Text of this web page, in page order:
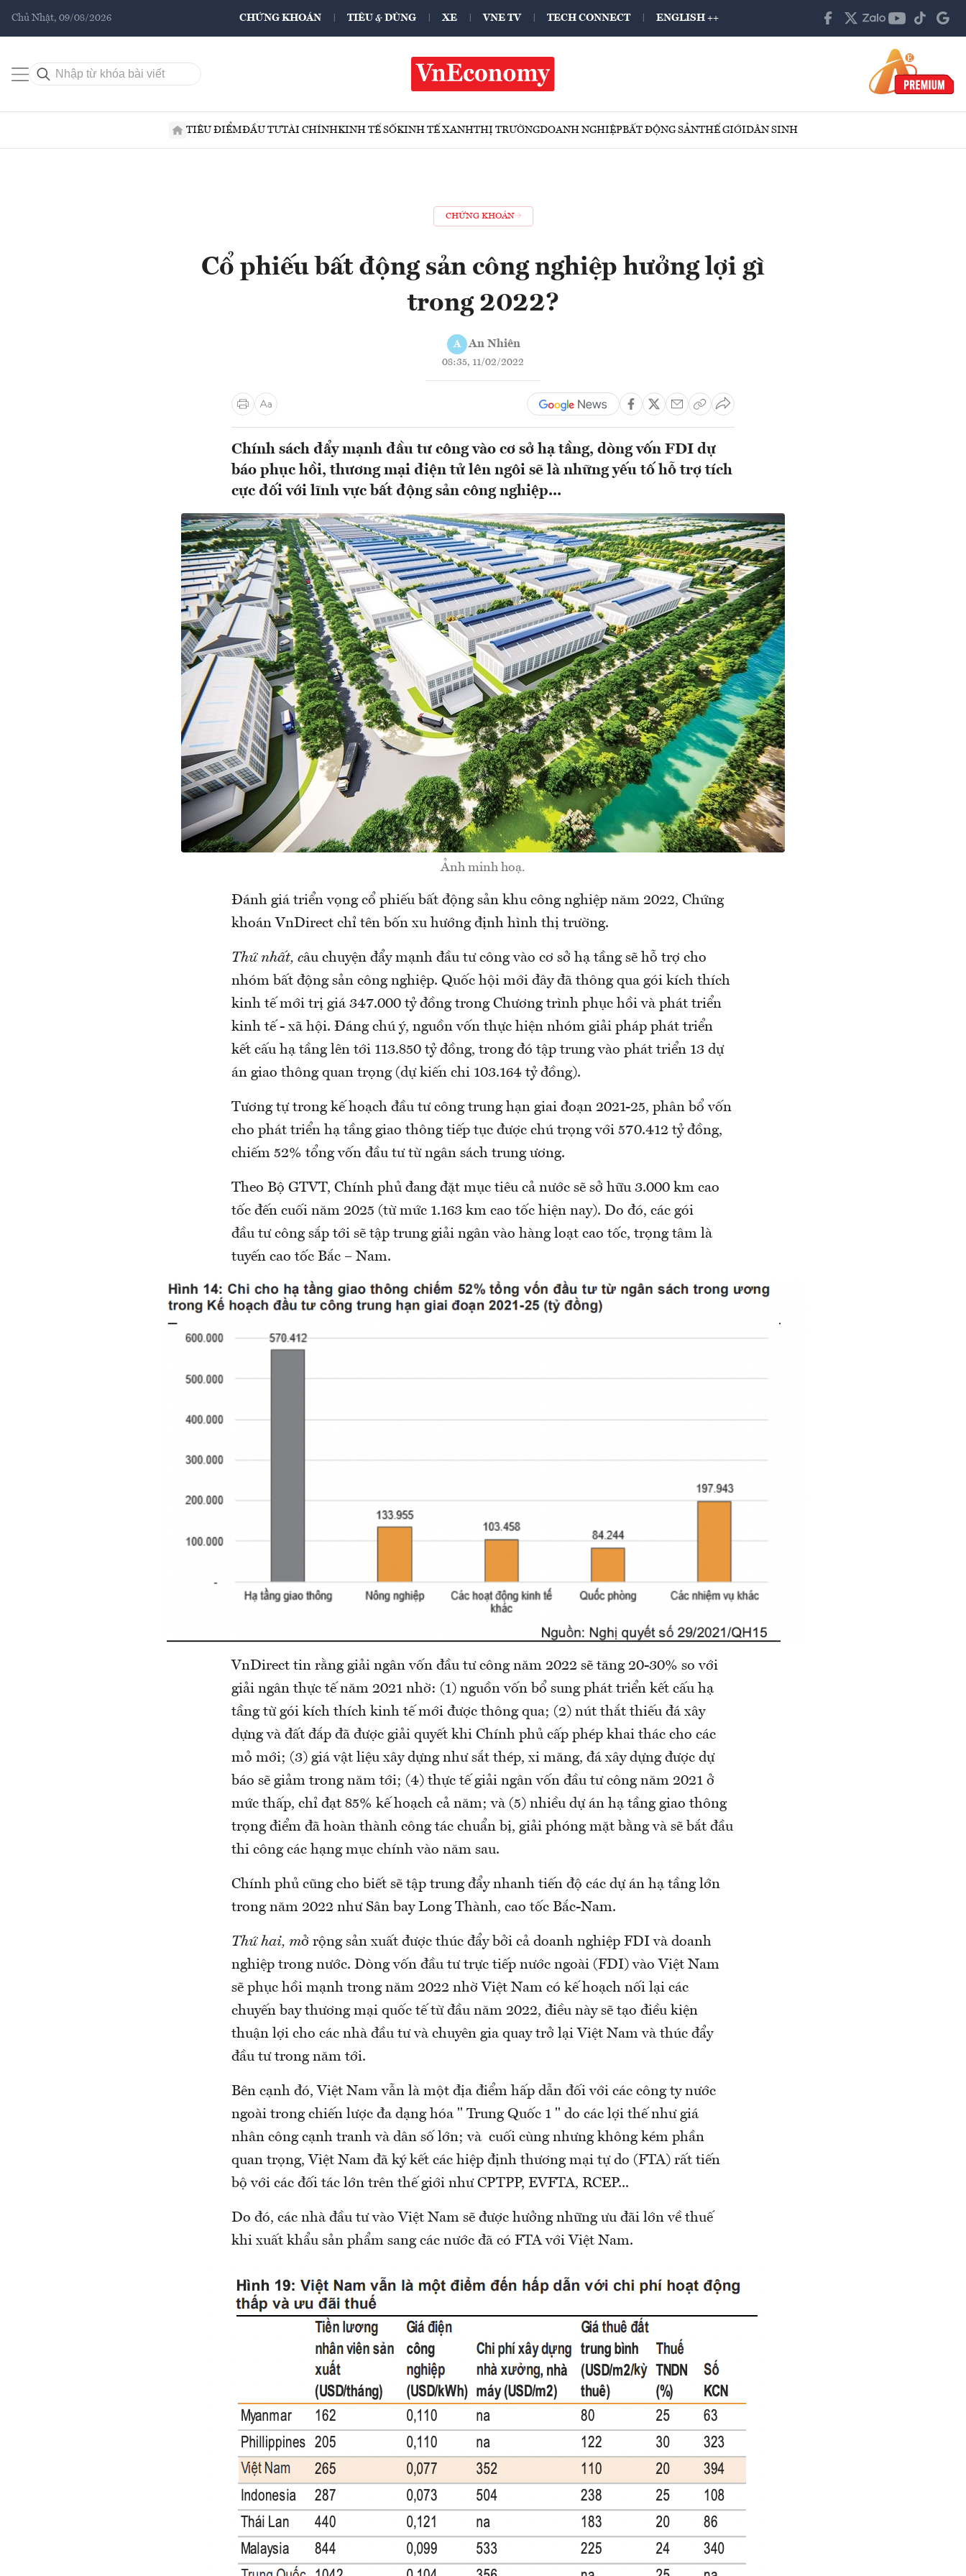
Chủ Nhật, 09/08/2026 CHỨNG KHOÁN TIÊU & DÙNG XE VNE TV TECH CONNECT ENGLISH ++
TIÊU ĐIỂMĐẦU TƯTÀI CHÍNHKINH TẾ SỐKINH TẾ XANHTHỊ TRƯỜNGDOANH NGHIỆPBẤT ĐỘNG SẢNTHẾ GIỚIDÂN SINH
CHỨNG KHOÁN
Cổ phiếu bất động sản công nghiệp hưởng lợi gì
trong 2022?
A An Nhiên
08:35, 11/02/2022
Chính sách đẩy mạnh đầu tư công vào cơ sở hạ tầng, dòng vốn FDI dự
báo phục hồi, thương mại điện tử lên ngôi sẽ là những yếu tố hỗ trợ tích
cực đối với lĩnh vực bất động sản công nghiệp...
Ảnh minh hoạ.
Đánh giá triển vọng cổ phiếu bất động sản khu công nghiệp năm 2022, Chứng
khoán VnDirect chỉ tên bốn xu hướng định hình thị trường.
Thứ nhất, câu chuyện đẩy mạnh đầu tư công vào cơ sở hạ tầng sẽ hỗ trợ cho
nhóm bất động sản công nghiệp. Quốc hội mới đây đã thông qua gói kích thích
kinh tế mới trị giá 347.000 tỷ đồng trong Chương trình phục hồi và phát triển
kinh tế - xã hội. Đáng chú ý, nguồn vốn thực hiện nhóm giải pháp phát triển
kết cấu hạ tầng lên tới 113.850 tỷ đồng, trong đó tập trung vào phát triển 13 dự
án giao thông quan trọng (dự kiến chi 103.164 tỷ đồng).
Tương tự trong kế hoạch đầu tư công trung hạn giai đoạn 2021-25, phân bổ vốn
cho phát triển hạ tầng giao thông tiếp tục được chú trọng với 570.412 tỷ đồng,
chiếm 52% tổng vốn đầu tư từ ngân sách trung ương.
Theo Bộ GTVT, Chính phủ đang đặt mục tiêu cả nước sẽ sở hữu 3.000 km cao
tốc đến cuối năm 2025 (từ mức 1.163 km cao tốc hiện nay). Do đó, các gói
đầu tư công sắp tới sẽ tập trung giải ngân vào hàng loạt cao tốc, trọng tâm là
tuyến cao tốc Bắc – Nam.
VnDirect tin rằng giải ngân vốn đầu tư công năm 2022 sẽ tăng 20-30% so với
giải ngân thực tế năm 2021 nhờ: (1) nguồn vốn bổ sung phát triển kết cấu hạ
tầng từ gói kích thích kinh tế mới được thông qua; (2) nút thắt thiếu đá xây
dựng và đất đắp đã được giải quyết khi Chính phủ cấp phép khai thác cho các
mỏ mới; (3) giá vật liệu xây dựng như sắt thép, xi măng, đá xây dựng được dự
báo sẽ giảm trong năm tới; (4) thực tế giải ngân vốn đầu tư công năm 2021 ở
mức thấp, chỉ đạt 85% kế hoạch cả năm; và (5) nhiều dự án hạ tầng giao thông
trọng điểm đã hoàn thành công tác chuẩn bị, giải phóng mặt bằng và sẽ bắt đầu
thi công các hạng mục chính vào năm sau.
Chính phủ cũng cho biết sẽ tập trung đẩy nhanh tiến độ các dự án hạ tầng lớn
trong năm 2022 như Sân bay Long Thành, cao tốc Bắc-Nam.
Thứ hai, mở rộng sản xuất được thúc đẩy bởi cả doanh nghiệp FDI và doanh
nghiệp trong nước. Dòng vốn đầu tư trực tiếp nước ngoài (FDI) vào Việt Nam
sẽ phục hồi mạnh trong năm 2022 nhờ Việt Nam có kế hoạch nối lại các
chuyến bay thương mại quốc tế từ đầu năm 2022, điều này sẽ tạo điều kiện
thuận lợi cho các nhà đầu tư và chuyên gia quay trở lại Việt Nam và thúc đẩy
đầu tư trong năm tới.
Bên cạnh đó, Việt Nam vẫn là một địa điểm hấp dẫn đối với các công ty nước
ngoài trong chiến lược đa dạng hóa '' Trung Quốc 1 '' do các lợi thế như giá
nhân công cạnh tranh và dân số lớn; và cuối cùng nhưng không kém phần
quan trọng, Việt Nam đã ký kết các hiệp định thương mại tự do (FTA) rất tiến
bộ với các đối tác lớn trên thế giới như CPTPP, EVFTA, RCEP...
Do đó, các nhà đầu tư vào Việt Nam sẽ được hưởng những ưu đãi lớn về thuế
khi xuất khẩu sản phẩm sang các nước đã có FTA với Việt Nam.